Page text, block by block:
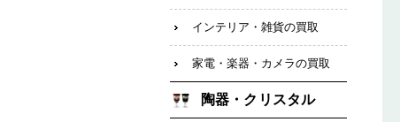
インテリア・雑貨の買取
家電・楽器・カメラの買取
陶器・クリスタル